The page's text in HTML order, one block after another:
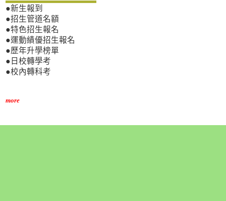
●新生報到
●招生管道名額
●特色招生報名
●運動績優招生報名
●歷年升學榜單
●日校轉學考
●校內轉科考
more